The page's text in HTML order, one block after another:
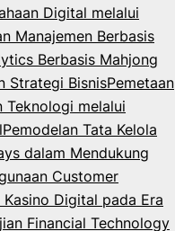
Digital melalui
Manajemen Berbasis
Berbasis Mahjong
Strategi BisnisPemetaan
Teknologi melalui
Pemodelan Tata Kelola
dalam Mendukung
Customer
Digital pada Era
Financial Technology